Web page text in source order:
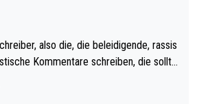
spielen. Dies war bei Archie Self letzt
als amtierender Weltmeister durch
kaum, dass Mitchel sich das (in Ve
also die, die beleidigende, rassis
Kommentare schreiben, die sollte
Nur eins wundert mich: Luke Little